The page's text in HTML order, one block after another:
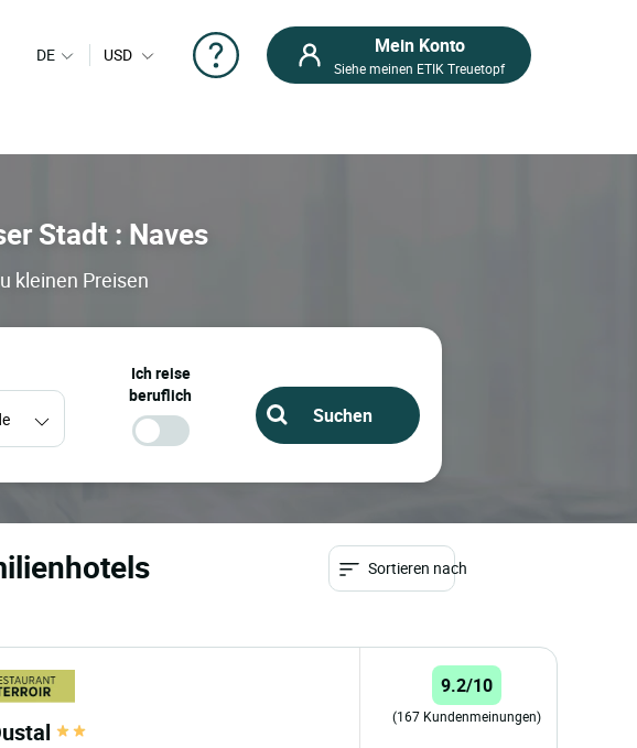
DE USD Mein Konto
Siehe meinen ETIK Treuetopf
Stadt : Naves
kleinen Preisen
Ich reise
beruflich
Sortieren nach
9.2/10
(167 Kundenmeinungen)